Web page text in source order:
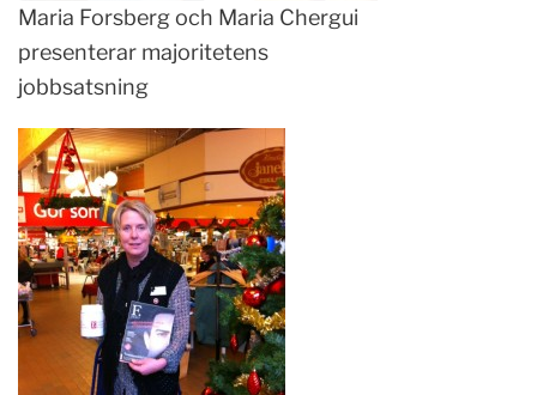
Maria Forsberg och Maria Chergui
presenterar majoritetens
jobbsatsning